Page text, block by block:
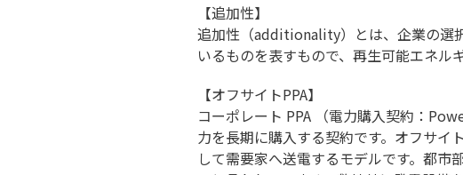
【追加性】
追加性（additionality）とは、企業の選
いるものを表すもので、再生可能エネル
【オフサイトPPA】
コーポレート PPA （電力購入契約：
力を長期に購入する契約です。オフサイ
して需要家へ送電するモデルです。都